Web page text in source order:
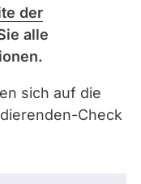
der
alle
sich auf die
Check